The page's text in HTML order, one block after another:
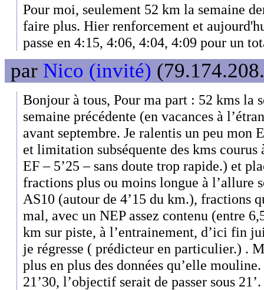
Pour moi, seulement 52 km la semaine
faire plus. Hier renforcement et
passe en 4:15, 4:06, 4:04, 4:09 pour un
par Nico (invité)
Bonjour à tous, Pour ma part : 52 kms la
semaine précédente (en vacances à
avant septembre. Je ralentis un peu mon
et limitation subséquente des kms
EF – 5’25 – sans doute trop rapide.) et
fractions plus ou moins longue à l’allure
AS10 (autour de 4’15 du km.), fractions
mal, avec un NEP assez contenu (entre
km sur piste, à l’entrainement, d’ici fin
je régresse ( prédicteur en particulier.) .
plus en plus des données qu’elle
21’30, l’objectif serait de passer sous